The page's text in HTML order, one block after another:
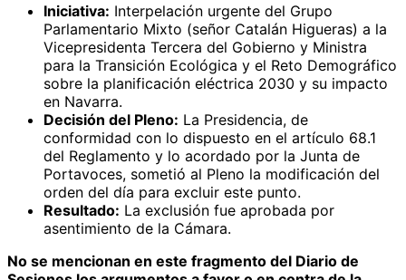
Iniciativa: Interpelación urgente del Grupo
Parlamentario Mixto (señor Catalán Higueras) a la
Vicepresidenta Tercera del Gobierno y Ministra
para la Transición Ecológica y el Reto Demográfico
sobre la planificación eléctrica 2030 y su impacto
en Navarra.
Decisión del Pleno: La Presidencia, de
conformidad con lo dispuesto en el artículo 68.1
del Reglamento y lo acordado por la Junta de
Portavoces, sometió al Pleno la modificación del
orden del día para excluir este punto.
Resultado: La exclusión fue aprobada por
asentimiento de la Cámara.
No se mencionan en este fragmento del Diario de